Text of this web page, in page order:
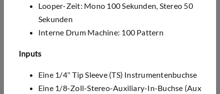
Looper-Zeit: Mono 100 Sekunden, Stereo 50
Sekunden
Interne Drum Machine: 100 Pattern
Inputs
Eine 1/4″ Tip Sleeve (TS) Instrumentenbuchse
Eine 1/8-Zoll-Stereo-Auxiliary-In-Buchse (Aux